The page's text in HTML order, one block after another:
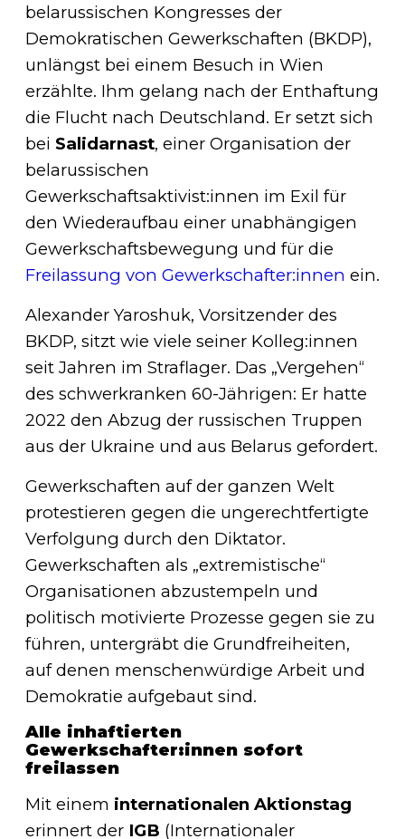
belarussischen Kongresses der
Demokratischen Gewerkschaften (BKDP),
unlängst bei einem Besuch in Wien
erzählte. Ihm gelang nach der Enthaftung
die Flucht nach Deutschland. Er setzt sich
bei Salidarnast, einer Organisation der
belarussischen
Gewerkschaftsaktivist:innen im Exil für
den Wiederaufbau einer unabhängigen
Gewerkschaftsbewegung und für die
Freilassung von Gewerkschafter:innen ein.
Alexander Yaroshuk, Vorsitzender des
BKDP, sitzt wie viele seiner Kolleg:innen
seit Jahren im Straflager. Das „Vergehen“
des schwerkranken 60-Jährigen: Er hatte
2022 den Abzug der russischen Truppen
aus der Ukraine und aus Belarus gefordert.
Gewerkschaften auf der ganzen Welt
protestieren gegen die ungerechtfertigte
Verfolgung durch den Diktator.
Gewerkschaften als „extremistische“
Organisationen abzustempeln und
politisch motivierte Prozesse gegen sie zu
führen, untergräbt die Grundfreiheiten,
auf denen menschenwürdige Arbeit und
Demokratie aufgebaut sind.
Alle inhaftierten
Gewerkschafter:innen sofort
freilassen
Mit einem internationalen Aktionstag
erinnert der IGB (Internationaler